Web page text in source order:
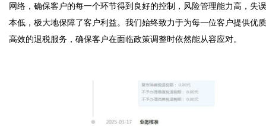
网络，确保客户的每一个环节得到良好的控制，风险管理能力高，失
本低，极大地保障了客户利益。我们始终致力于为每一位客户提供优
高效的退税服务，确保客户在面临政策调整时依然能从容应对。